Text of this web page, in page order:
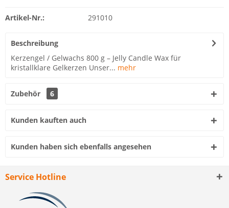
Artikel-Nr.: 291010
Beschreibung
Kerzengel / Gelwachs 800 g – Jelly Candle Wax für
kristallklare Gelkerzen Unser... mehr
Zubehör 6
Kunden kauften auch
Kunden haben sich ebenfalls angesehen
Service Hotline